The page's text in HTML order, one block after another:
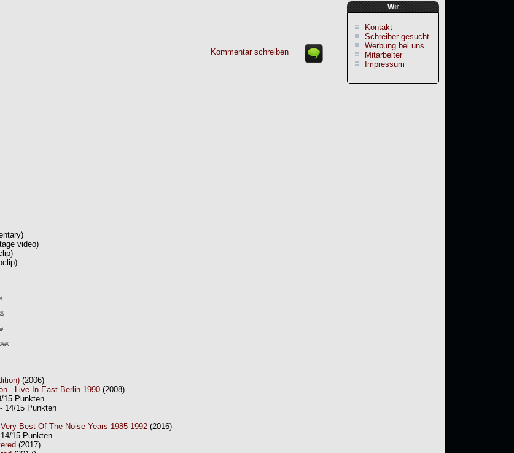
Wir
Kontakt
Schreiber gesucht
Werbung bei uns
Mitarbeiter
Impressum
Kommentar schreiben
video)
(2006)
- Live In East Berlin 1990 (2008)
15 Punkten
14/15 Punkten
Best Of The Noise Years 1985-1992 (2016)
15 Punkten
(2017)